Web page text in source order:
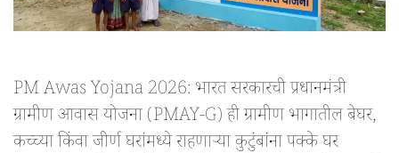
PM Awas Yojana 2026: भारत सरकारची प्रधानमंत्री
ग्रामीण आवास योजना (PMAY-G) ही ग्रामीण भागातील बेघर,
कच्च्या किंवा जीर्ण घरांमध्ये राहणाऱ्या कुटुंबांना पक्के घर